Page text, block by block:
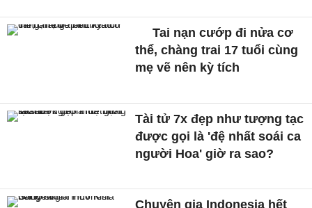
Tai nạn cướp đi nửa cơ
thể, chàng trai 17 tuổi cùng
mẹ vẽ nên kỳ tích
Tài tử 7x đẹp như tượng tạc
được gọi là 'đệ nhất soái ca
người Hoa' giờ ra sao?
Chuyên gia Indonesia hết